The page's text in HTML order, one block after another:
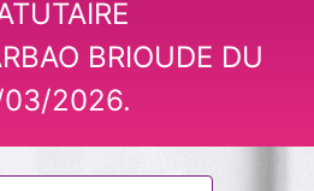
BRIOUDE DU
2026.